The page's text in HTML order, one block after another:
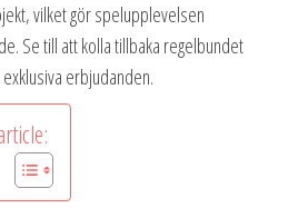
vilket gör spelupplevelsen
Se till att kolla tillbaka regelbundet
erbjudanden.